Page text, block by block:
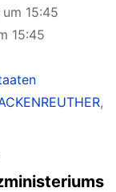
15:45
15:45
,